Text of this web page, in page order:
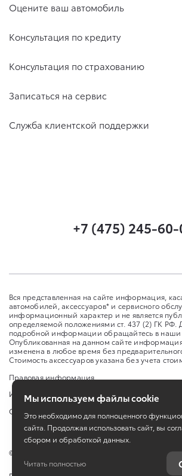
Оцените ваш автомобиль
Консультация по кредиту
Консультация по страхованию
Записаться на сервис
Служба клиентской поддержки
+7 (475) 245-60-
Вся представленная на сайте информация,
автомобилей, аксессуаров* и сервисного
информационный характер и не является
определяемой положениями ст. 437 (2) ГК РФ.
подробной информации обращайтесь в наши
Опубликованная на данном сайте
изменена в любое время без
Стоимость аксессуаров указана без учета
Правовая информация
Изменить настройку cookies
Сбросить cookie
©
Мы используем файлы cookie
Это необходимо для полноценного
сайта. Продолжая использовать сайт, вы
сбором и обработкой данных.
Читать полностью